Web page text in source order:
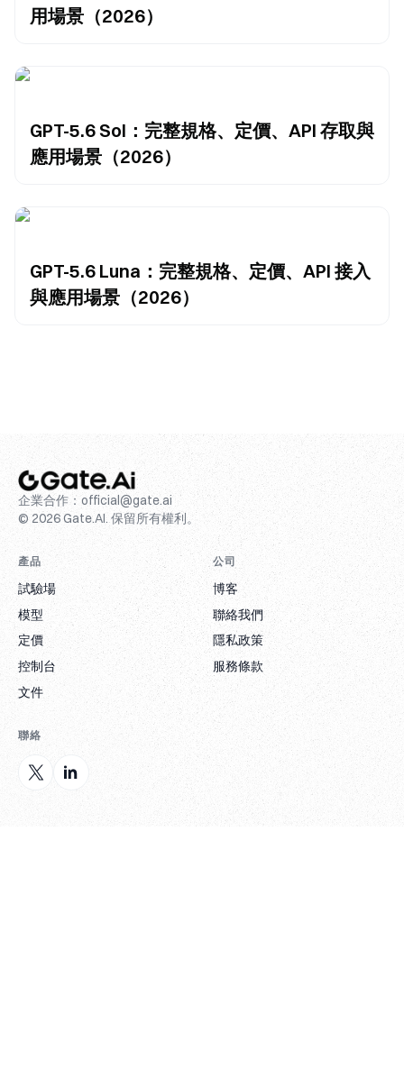
用場景（2026）
GPT-5.6 Sol：完整規格、定價、API 存取與
應用場景（2026）
GPT-5.6 Luna：完整規格、定價、API 接入
與應用場景（2026）
企業合作： official@gate.ai
© 2026 Gate.AI. 保留所有權利。
產品
試驗場
模型
定價
控制台
文件
公司
博客
聯絡我們
隱私政策
服務條款
聯絡